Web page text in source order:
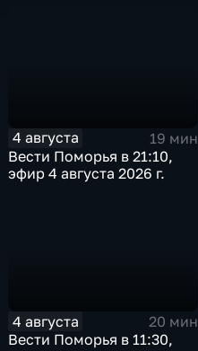
4 августа
19 мин
Вести Поморья в 21:10,
эфир 4 августа 2026 г.
4 августа
20 мин
Вести Поморья в 11:30,